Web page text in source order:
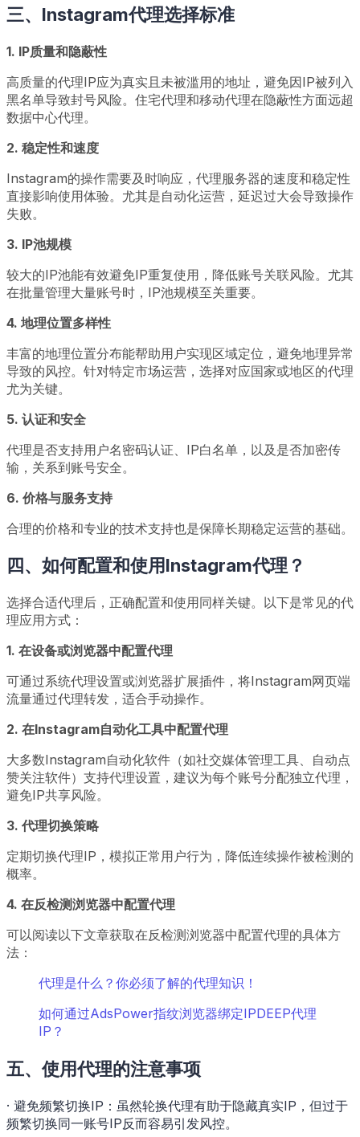
三、Instagram代理选择标准
1. IP质量和隐蔽性
高质量的代理IP应为真实且未被滥用的地址，避免因IP被列入
黑名单导致封号风险。住宅代理和移动代理在隐蔽性方面远超
数据中心代理。
2. 稳定性和速度
Instagram的操作需要及时响应，代理服务器的速度和稳定性
直接影响使用体验。尤其是自动化运营，延迟过大会导致操作
失败。
3. IP池规模
较大的IP池能有效避免IP重复使用，降低账号关联风险。尤其
在批量管理大量账号时，IP池规模至关重要。
4. 地理位置多样性
丰富的地理位置分布能帮助用户实现区域定位，避免地理异常
导致的风控。针对特定市场运营，选择对应国家或地区的代理
尤为关键。
5. 认证和安全
代理是否支持用户名密码认证、IP白名单，以及是否加密传
输，关系到账号安全。
6. 价格与服务支持
合理的价格和专业的技术支持也是保障长期稳定运营的基础。
四、如何配置和使用Instagram代理？
选择合适代理后，正确配置和使用同样关键。以下是常见的代
理应用方式：
1. 在设备或浏览器中配置代理
可通过系统代理设置或浏览器扩展插件，将Instagram网页端
流量通过代理转发，适合手动操作。
2. 在Instagram自动化工具中配置代理
大多数Instagram自动化软件（如社交媒体管理工具、自动点
赞关注软件）支持代理设置，建议为每个账号分配独立代理，
避免IP共享风险。
3. 代理切换策略
定期切换代理IP，模拟正常用户行为，降低连续操作被检测的
概率。
4. 在反检测浏览器中配置代理
可以阅读以下文章获取在反检测浏览器中配置代理的具体方
法：
代理是什么？你必须了解的代理知识！
如何通过AdsPower指纹浏览器绑定IPDEEP代理
IP？
五、使用代理的注意事项
· 避免频繁切换IP：虽然轮换代理有助于隐藏真实IP，但过于
频繁切换同一账号IP反而容易引发风控。